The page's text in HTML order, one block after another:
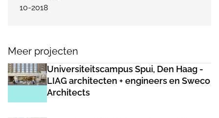
10-2018
Meer projecten
Universiteitscampus Spui, Den Haag -
LIAG architecten + engineers en Sweco
Architects